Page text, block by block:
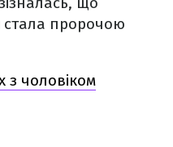
стала пророчою
з чоловіком